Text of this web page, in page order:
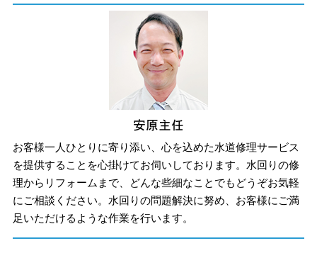
お客様一人ひとりに寄り添い、心を込めた水道修理サービス
を提供することを心掛けてお伺いしております。水回りの修
理からリフォームまで、どんな些細なことでもどうぞお気軽
にご相談ください。水回りの問題解決に努め、お客様にご満
足いただけるような作業を行います。